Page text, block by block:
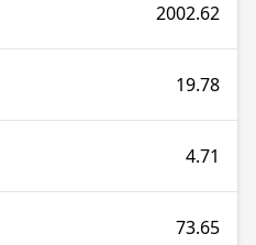
2002.62
19.78
4.71
73.65